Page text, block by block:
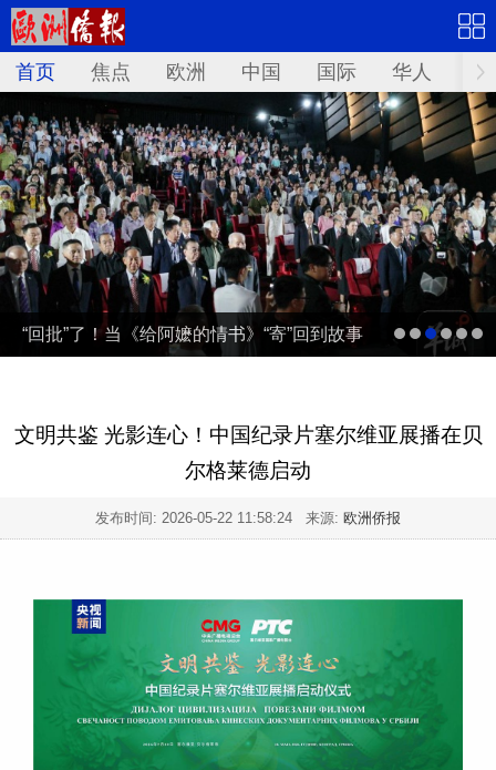
首页 焦点 欧洲 中国 国际 华人 文
“回批”了！当《给阿嬷的情书》“寄”回到故事
文明共鉴 光影连心！中国纪录片塞尔维亚展播在贝
尔格莱德启动
发布时间: 2026-05-22 11:58:24 来源: 欧洲侨报